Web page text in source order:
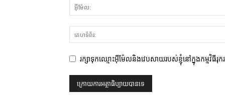
រក្សាទុកឈ្មោះអ៊ីម៉ែលនិងវេបសាយរបស់ខ្ញុំនៅក្នុងកម្មវិធីរុក